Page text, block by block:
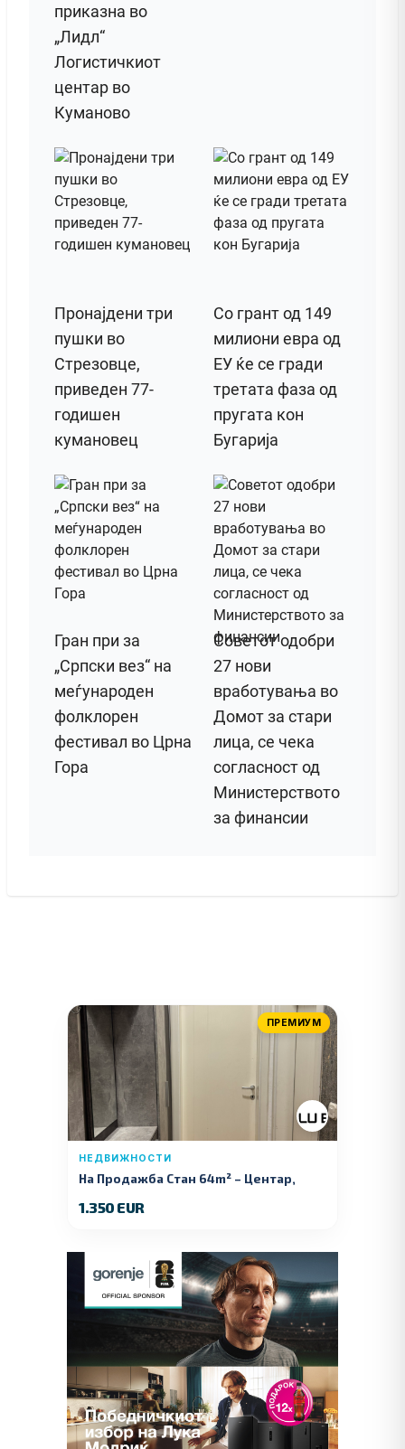
приказна во
„Лидл“
Логистичкиот
центар во
Куманово
Пронајдени три
пушки во
Стрезовце,
приведен 77-
годишен
кумановец
Со грант од 149
милиони евра од
ЕУ ќе се гради
третата фаза од
пругата кон
Бугарија
Гран при за
„Српски вез“ на
меѓународен
фолклорен
фестивал во Црна
Гора
Советот одобри
27 нови
вработувања во
Домот за стари
лица, се чека
согласност од
Министерството
за финансии
ПРЕМИУМ
НЕДВИЖНОСТИ
На Продажба Стан 64m² – Центар,
1.350 EUR